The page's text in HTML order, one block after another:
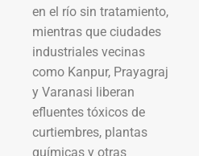
en el río sin tratamiento,
mientras que ciudades
industriales vecinas
como Kanpur, Prayagraj
y Varanasi liberan
efluentes tóxicos de
curtiembres, plantas
químicas y otras